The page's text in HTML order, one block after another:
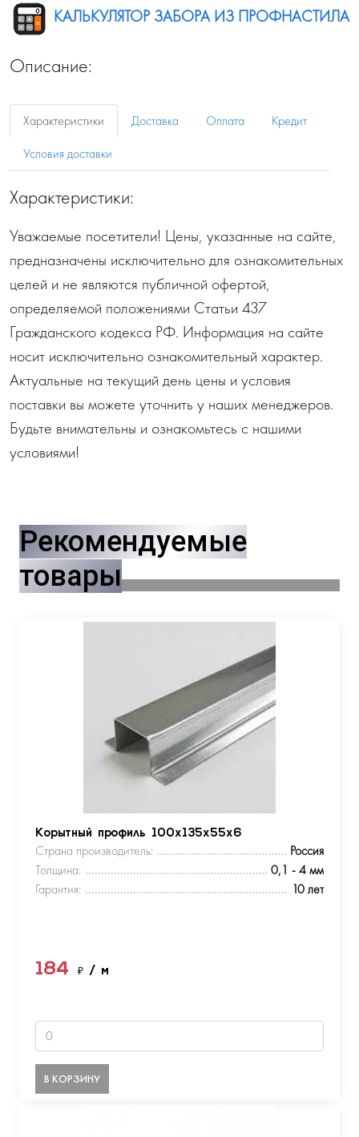
КАЛЬКУЛЯТОР ЗАБОРА ИЗ ПРОФНАСТИЛА
Описание:
Характеристики Доставка Оплата
Кредит
Условия доставки
Характеристики:
Уважаемые посетители! Цены, указанные на сайте,
предназначены исключительно для ознакомительных
целей и не являются публичной офертой,
определяемой положениями Статьи 437
Гражданского кодекса РФ. Информация на сайте
носит исключительно ознакомительный характер.
Актуальные на текущий день цены и условия
поставки вы можете уточнить у наших менеджеров.
Будьте внимательны и ознакомьтесь с нашими
условиями!
Рекомендуемые
товары
Корытный профиль 100х135х55х6
Страна производитель:
Россия
Толщина:
0,1 - 4 мм
Гарантия:
10 лет
184 ₽ / м
В КОРЗИНУ